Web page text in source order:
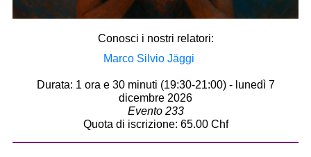
Conosci i nostri relatori:
Marco Silvio Jäggi
Durata: 1 ora e 30 minuti (19:30-21:00) - lunedì 7
dicembre 2026
Evento 233
Quota di iscrizione: 65.00 Chf